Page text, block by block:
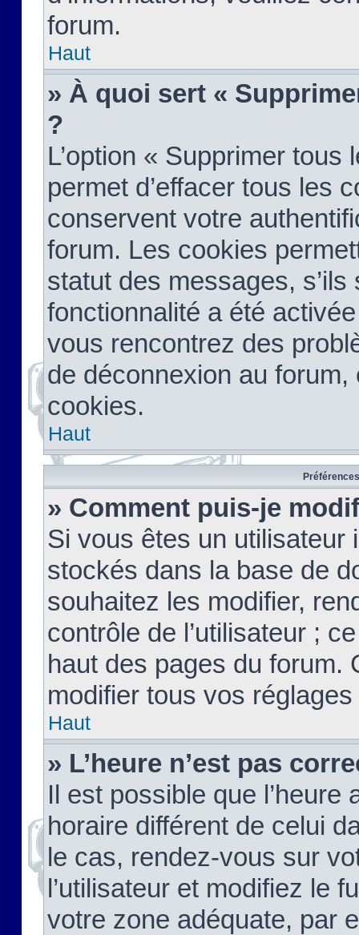
forum.
Haut
» À quoi sert «
?
L’option « Supprimer
permet d’effacer tous les
conservent votre
forum. Les cookies
statut des messages,
fonctionnalité a été
vous rencontrez des
de déconnexion au
cookies.
Haut
» Comment puis-je
Si vous êtes un
stockés dans la base de
souhaitez les modifier,
contrôle de l’utilisateur ;
haut des pages du forum.
modifier tous vos
Haut
» L’heure n’est pas
Il est possible que
horaire différent de celui
le cas, rendez-vous sur
l’utilisateur et modifiez le
votre zone adéquate, par